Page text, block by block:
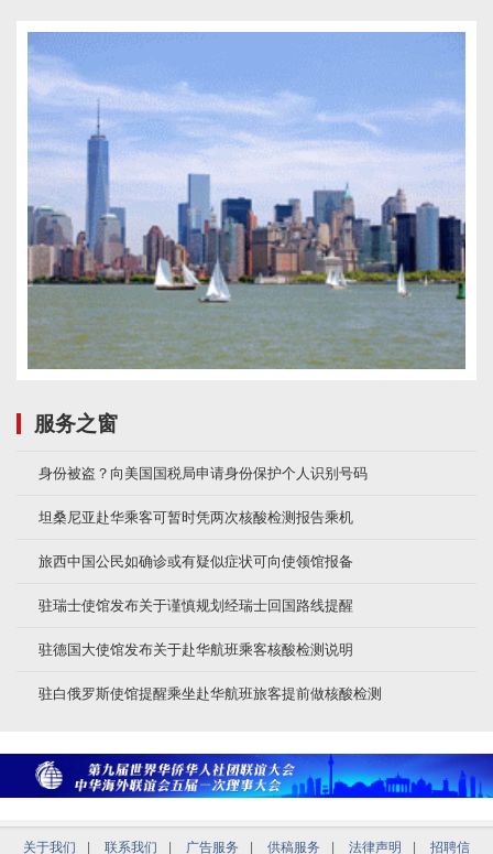
服务之窗
身份被盗？向美国国税局申请身份保护个人识别号码
坦桑尼亚赴华乘客可暂时凭两次核酸检测报告乘机
旅西中国公民如确诊或有疑似症状可向使领馆报备
驻瑞士使馆发布关于谨慎规划经瑞士回国路线提醒
驻德国大使馆发布关于赴华航班乘客核酸检测说明
驻白俄罗斯使馆提醒乘坐赴华航班旅客提前做核酸检测
关于我们 联系我们 广告服务 供稿服务 法律声明 招聘信